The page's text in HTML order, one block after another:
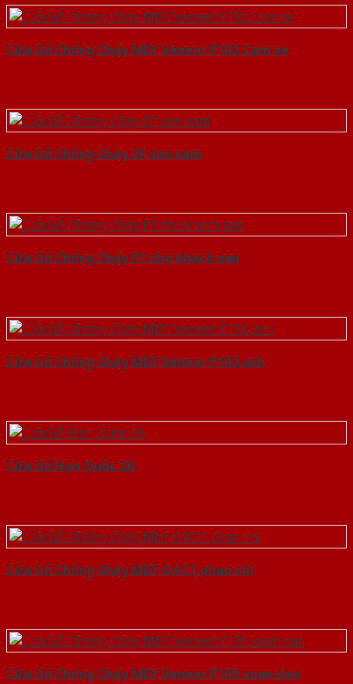
Cửa Gỗ Chống Cháy MDF Veneer P1R2 Cam xe
Cửa Gỗ Chống Cháy 2P son xam
Cửa Gỗ Chống Cháy P1 cho khach san
Cửa Gỗ Chống Cháy MDF Veneer P1R2 ash
Cửa Gỗ Hàn Quốc 3A
Cửa Gỗ Chống Cháy MDF O4 C1 phao chi
Cửa Gỗ Chống Cháy MDF Veneer P1R5 xoan dao